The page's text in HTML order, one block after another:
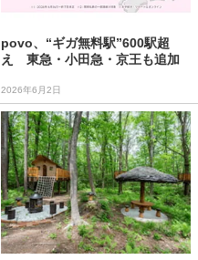
povo、“ギガ無料駅”600駅超
え 東急・小田急・京王も追加
2026年6月2日